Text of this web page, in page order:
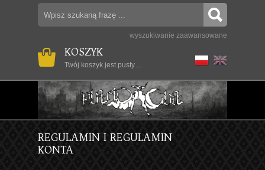
wyszukiwanie zaawansowane
KOSZYK
Twój koszyk jest pusty ...
REGULAMIN I REGULAMIN
KONTA